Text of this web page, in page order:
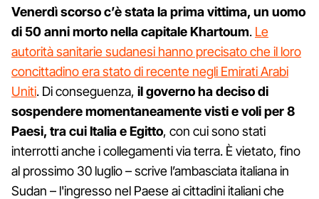
Venerdì scorso c’è stata la prima vittima, un uomo
di 50 anni morto nella capitale Khartoum. Le
autorità sanitarie sudanesi hanno precisato che il loro
concittadino era stato di recente negli Emirati Arabi
Uniti. Di conseguenza, il governo ha deciso di
sospendere momentaneamente visti e voli per 8
Paesi, tra cui Italia e Egitto, con cui sono stati
interrotti anche i collegamenti via terra. È vietato, fino
al prossimo 30 luglio – scrive l’ambasciata italiana in
Sudan – l'ingresso nel Paese ai cittadini italiani che